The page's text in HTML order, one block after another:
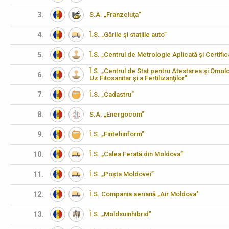
3. S.A. „Franzeluţa”
4. Î.S. „Gările şi staţiile auto”
5. Î.S. „Centrul de Metrologie Aplicată şi
6.
Î.S. „Centrul de Stat pentru Atestarea şi
Uz Fitosanitar şi a Fertilizanţilor”
7. Î.S. „Cadastru”
8. S.A. „Energocom”
9. Î.S. „Fintehinform”
10. Î.S. „Calea Ferată din Moldova”
11. Î.S. „Poşta Moldovei”
12. Î.S. Compania aeriană „Air Moldova"
13. Î.S. „Moldsuinhibrid”